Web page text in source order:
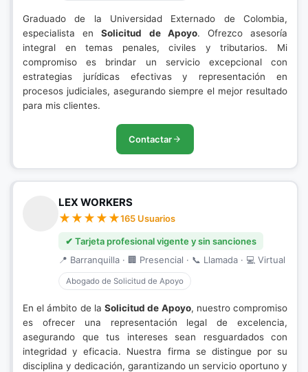
Graduado de la Universidad Externado de Colombia,
especialista enSolicitud de Apoyo. Ofrezco asesoría
integral en temas penales, civiles y tributarios. Mi
compromiso es brindar un servicio excepcional con
estrategias jurídicas efectivas y representación en
procesos judiciales, asegurando siempre el mejor resultado
para mis clientes.
Contactar
LEX WORKERS
165 Usuarios
✔ Tarjeta profesional vigente y sin sanciones
📍 Barranquilla · 🏢 Presencial · 📞 Llamada · 💻 Virtual
Abogado de Solicitud de Apoyo
En el ámbito de laSolicitud de Apoyo, nuestro compromiso
es ofrecer una representación legal de excelencia,
asegurando que tus intereses sean resguardados con
integridad y eficacia. Nuestra firma se distingue por su
disciplina y dedicación, garantizando un servicio oportuno y